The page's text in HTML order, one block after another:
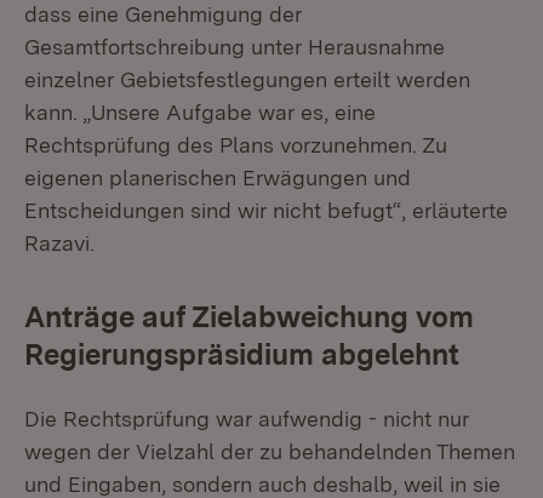
dass eine Genehmigung der
Gesamtfortschreibung unter Herausnahme
einzelner Gebietsfestlegungen erteilt werden
kann. „Unsere Aufgabe war es, eine
Rechtsprüfung des Plans vorzunehmen. Zu
eigenen planerischen Erwägungen und
Entscheidungen sind wir nicht befugt“, erläuterte
Razavi.
Anträge auf Zielabweichung vom
Regierungspräsidium abgelehnt
Die Rechtsprüfung war aufwendig - nicht nur
wegen der Vielzahl der zu behandelnden Themen
und Eingaben, sondern auch deshalb, weil in sie